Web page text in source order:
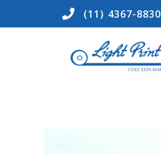
(11) 4367-8830